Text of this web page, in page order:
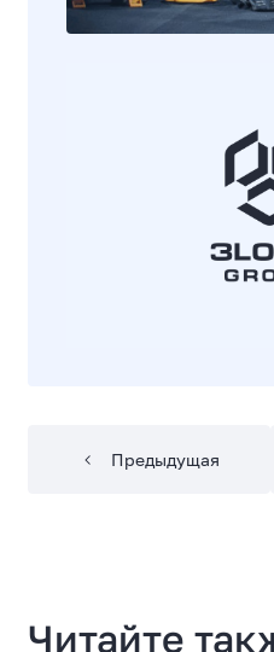
Предыдущая
Читайте